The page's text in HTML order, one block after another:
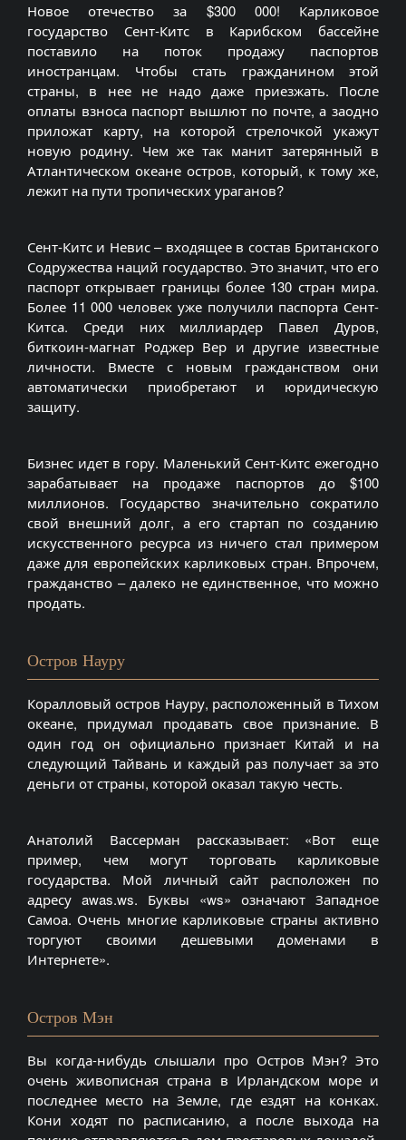
Новое отечество за $300 000! Карликовое
государство Сент-Китс в Карибском бассейне
поставило на поток продажу паспортов
иностранцам. Чтобы стать гражданином этой
страны, в нее не надо даже приезжать. После
оплаты взноса паспорт вышлют по почте, а заодно
приложат карту, на которой стрелочкой укажут
новую родину. Чем же так манит затерянный в
Атлантическом океане остров, который, к тому же,
лежит на пути тропических ураганов?
Сент-Китс и Невис – входящее в состав Британского
Содружества наций государство. Это значит, что его
паспорт открывает границы более 130 стран мира.
Более 11 000 человек уже получили паспорта Сент-
Китса. Среди них миллиардер Павел Дуров,
биткоин-магнат Роджер Вер и другие известные
личности. Вместе с новым гражданством они
автоматически приобретают и юридическую
защиту.
Бизнес идет в гору. Маленький Сент-Китс ежегодно
зарабатывает на продаже паспортов до $100
миллионов. Государство значительно сократило
свой внешний долг, а его стартап по созданию
искусственного ресурса из ничего стал примером
даже для европейских карликовых стран. Впрочем,
гражданство – далеко не единственное, что можно
продать.
Остров Науру
Коралловый остров Науру, расположенный в Тихом
океане, придумал продавать свое признание. В
один год он официально признает Китай и на
следующий Тайвань и каждый раз получает за это
деньги от страны, которой оказал такую честь.
Анатолий Вассерман рассказывает: «Вот еще
пример, чем могут торговать карликовые
государства. Мой личный сайт расположен по
адресу awas.ws. Буквы «ws» означают Западное
Самоа. Очень многие карликовые страны активно
торгуют своими дешевыми доменами в
Интернете».
Остров Мэн
Вы когда-нибудь слышали про Остров Мэн? Это
очень живописная страна в Ирландском море и
последнее место на Земле, где ездят на конках.
Кони ходят по расписанию, а после выхода на